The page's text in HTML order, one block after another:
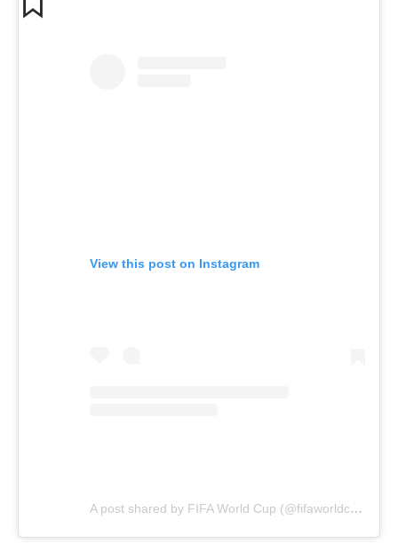
View this post on Instagram
A post shared by FIFA World Cup (@fifaworldcup)